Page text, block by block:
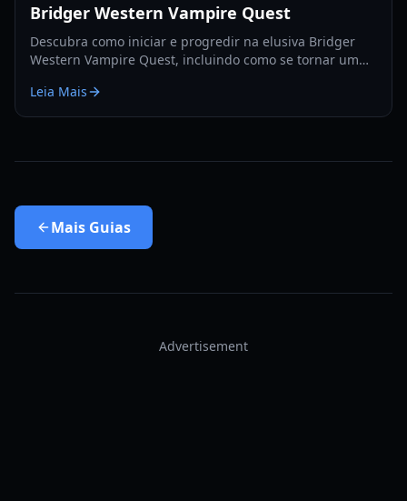
Bridger Western Vampire Quest
Descubra como iniciar e progredir na elusiva Bridger
Western Vampire Quest, incluindo como se tornar um
Leia Mais
Mais Guias
Advertisement